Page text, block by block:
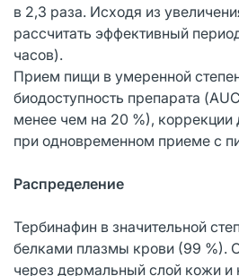
в 2,3 раза. Исходя из
рассчитать эффективный
часов).
Прием пищи в умеренной
биодоступность препарата
менее чем на 20 %), коррекции
при одновременном приеме с
Распределение
Тербинафин в значительной
белками плазмы крови (99 %).
через дермальный слой кожи и